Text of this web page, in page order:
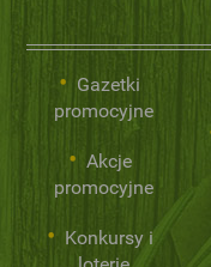
Gazetki
promocyjne
Akcje
promocyjne
Konkursy i